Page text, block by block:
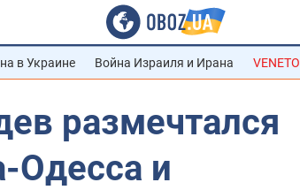
в Украине Война Израиля и Ирана VENETO
размечтался
Одесса и